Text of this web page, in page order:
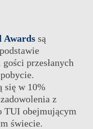
Awardssą
przesłanych
się w 10%
z
TUI obejmującym
świecie.